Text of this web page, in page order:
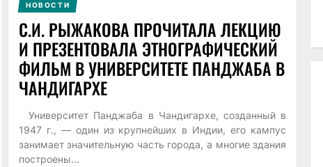
НОВОСТИ
С.И. РЫЖАКОВА ПРОЧИТАЛА ЛЕКЦИЮ
И ПРЕЗЕНТОВАЛА ЭТНОГРАФИЧЕСКИЙ
ФИЛЬМ В УНИВЕРСИТЕТЕ ПАНДЖАБА В
ЧАНДИГАРХЕ
Университет Панджаба в Чандигархе, созданный в
1947 г., — один из крупнейших в Индии, его кампус
занимает значительную часть города, а многие здания
построены...